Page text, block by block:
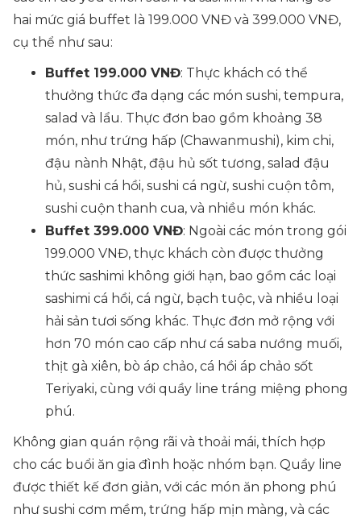
hai mức giá buffet là 199.000 VNĐ và 399.000 VNĐ,
cụ thể như sau:
Buffet 199.000 VNĐ: Thực khách có thể
thưởng thức đa dạng các món sushi, tempura,
salad và lẩu. Thực đơn bao gồm khoảng 38
món, như trứng hấp (Chawanmushi), kim chi,
đậu nành Nhật, đậu hủ sốt tương, salad đậu
hủ, sushi cá hồi, sushi cá ngừ, sushi cuộn tôm,
sushi cuộn thanh cua, và nhiều món khác.
Buffet 399.000 VNĐ: Ngoài các món trong gói
199.000 VNĐ, thực khách còn được thưởng
thức sashimi không giới hạn, bao gồm các loại
sashimi cá hồi, cá ngừ, bạch tuộc, và nhiều loại
hải sản tươi sống khác. Thực đơn mở rộng với
hơn 70 món cao cấp như cá saba nướng muối,
thịt gà xiên, bò áp chảo, cá hồi áp chảo sốt
Teriyaki, cùng với quầy line tráng miệng phong
phú.
Không gian quán rộng rãi và thoải mái, thích hợp
cho các buổi ăn gia đình hoặc nhóm bạn. Quầy line
được thiết kế đơn giản, với các món ăn phong phú
như sushi cơm mềm, trứng hấp mịn màng, và các